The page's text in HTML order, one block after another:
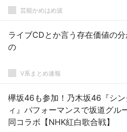
芸能かめはめ波
ライブCDとか言う存在価値の
の
V系まとめ速報
欅坂46も参加！乃木坂46『シ
ィ』パフォーマンスで坂道グル
同コラボ【NHK紅白歌合戦】